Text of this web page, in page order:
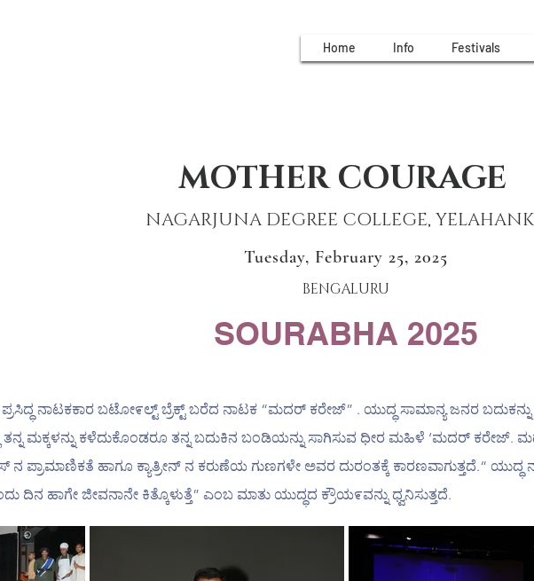
Home Info Festivals
MOTHER COURAGE
NAGARJUNA DEGREE COLLEGE,
Tuesday, February 25, 2025
BENGALURU
SOURABHA 2025
ನಾಟಕಕಾರ ಬಟೋ೯ಲ್ಟ್ ಬ್ರೆಕ್ಟ್ ಬರೆದ ನಾಟಕ “ಮದರ್ ಕರೇಜ್” . ಯುದ್ಧ ಸಾಮಾನ್ಯ ಜನರ
ಮಕ್ಕಳನ್ನು ಕಳೆದುಕೊಂಡರೂ ತನ್ನ ಬದುಕಿನ ಬಂಡಿಯನ್ನು ಸಾಗಿಸುವ ಧೀರ ಮಹಿಳೆ ‘ಮದರ್
ನ ಪ್ರಾಮಾಣಿಕತೆ ಹಾಗೂ ಕ್ಯಾತ್ರೀನ್ ನ ಕರುಣೆಯ ಗುಣಗಳೇ ಅವರ ದುರಂತಕ್ಕೆ ಕಾರಣವಾಗುತ್ತದೆ.“ ಯುದ್ಧ
ದಿನ ಹಾಗೇ ಜೀವನಾನೇ ಕಿತ್ಕೊಳುತ್ತೆ” ಎಂಬ ಮಾತು ಯುದ್ಧದ ಕ್ರೌಯ೯ವನ್ನು ಧ್ವನಿಸುತ್ತದೆ.